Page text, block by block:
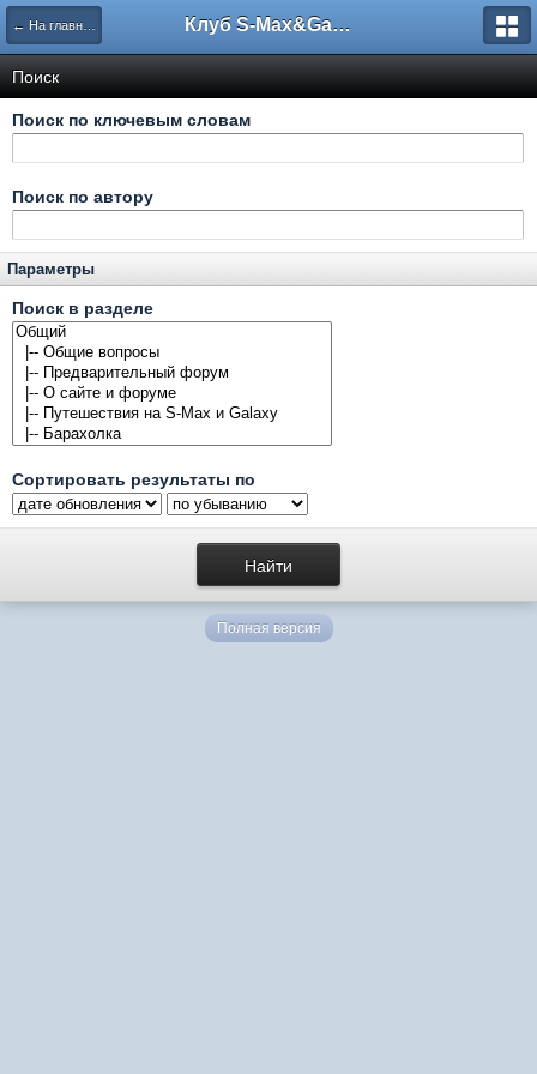
← На главную Клуб S-Max&Galaxy
Поиск
Поиск по ключевым словам
Поиск по автору
Параметры
Поиск в разделе
Сортировать результаты по
Полная версия